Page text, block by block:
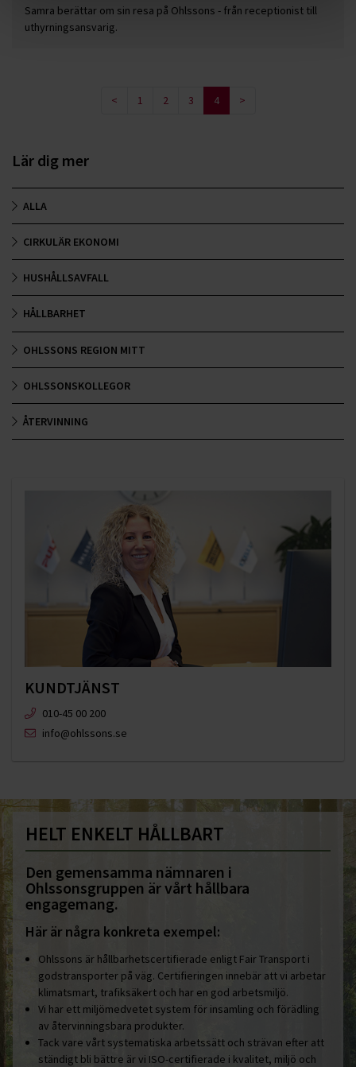
Samra berättar om sin resa på Ohlssons - från receptionist till
uthyrningsansvarig.
< 1 2 3 4 >
Lär dig mer
ALLA
CIRKULÄR EKONOMI
HUSHÅLLSAVFALL
HÅLLBARHET
OHLSSONS REGION MITT
OHLSSONSKOLLEGOR
ÅTERVINNING
KUNDTJÄNST
010-45 00 200​
info@ohlssons.se
HELT ENKELT HÅLLBART
Den gemensamma nämnaren i
Ohlssonsgruppen är vårt hållbara
engagemang.
Här är några konkreta exempel:
Ohlssons är hållbarhetscertifierade enligt Fair Transport i
godstransporter på väg. Certifieringen innebär att vi arbetar
klimatsmart, trafiksäkert och har en god arbetsmiljö.
Vi har ett miljömedvetet system för insamling och förädling
av återvinningsbara produkter.
Tack vare vårt systematiska arbetssätt och strävan efter att
ständigt bli bättre är vi ISO-certifierade i kvalitet, miljö och